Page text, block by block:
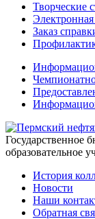
Творческие
Заказ
Государственное
образовательное
История
Новости
Наши
Обратная